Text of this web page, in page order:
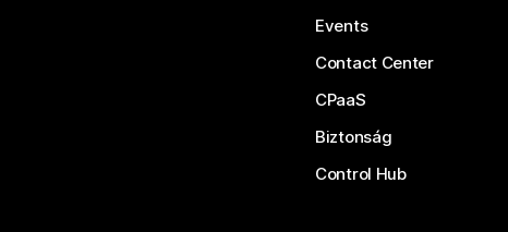
Events
Contact Center
CPaaS
Biztonság
Control Hub